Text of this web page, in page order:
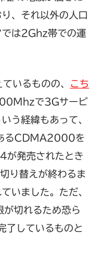
、それ以外の人口
では2Ghz帯での運
いるものの、
こち
で3Gサービ
う経緯もあって、
るCDMA2000を
が発売されたとき
り替えが終わるま
いました。ただ、
切れるため恐ら
しているものと